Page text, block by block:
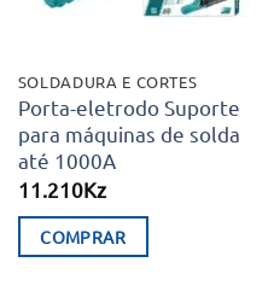
SOLDADURA E CORTES
Porta-eletrodo Suporte
para máquinas de solda
até 1000A
11.210Kz
COMPRAR